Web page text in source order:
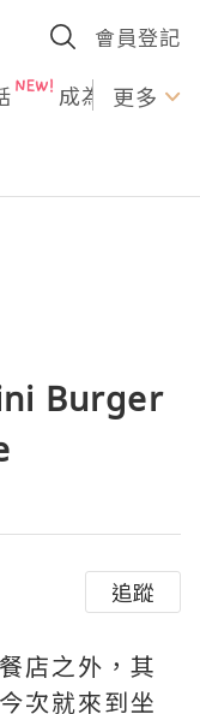
會員登記
成為U更多
Burger
追蹤
店之外，其
次就來到坐